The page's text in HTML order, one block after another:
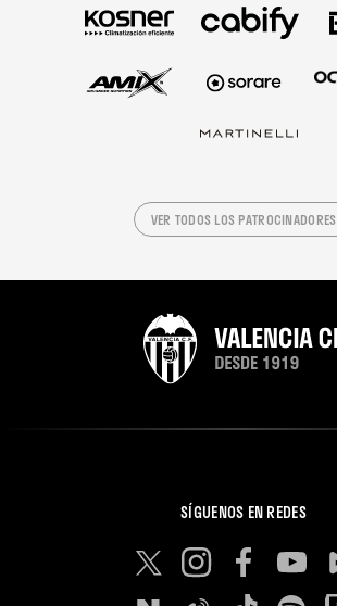
VER TODOS LOS PATROCINADORES
SÍGUENOS EN REDES